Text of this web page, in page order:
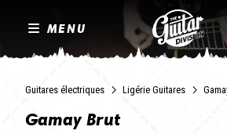
MENU
Guitares électriques Ligérie Guitares
Gamay Brut